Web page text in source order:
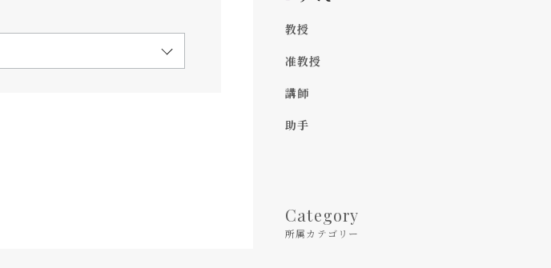
教授
准教授
講師
助手
Category
所属カテゴリー